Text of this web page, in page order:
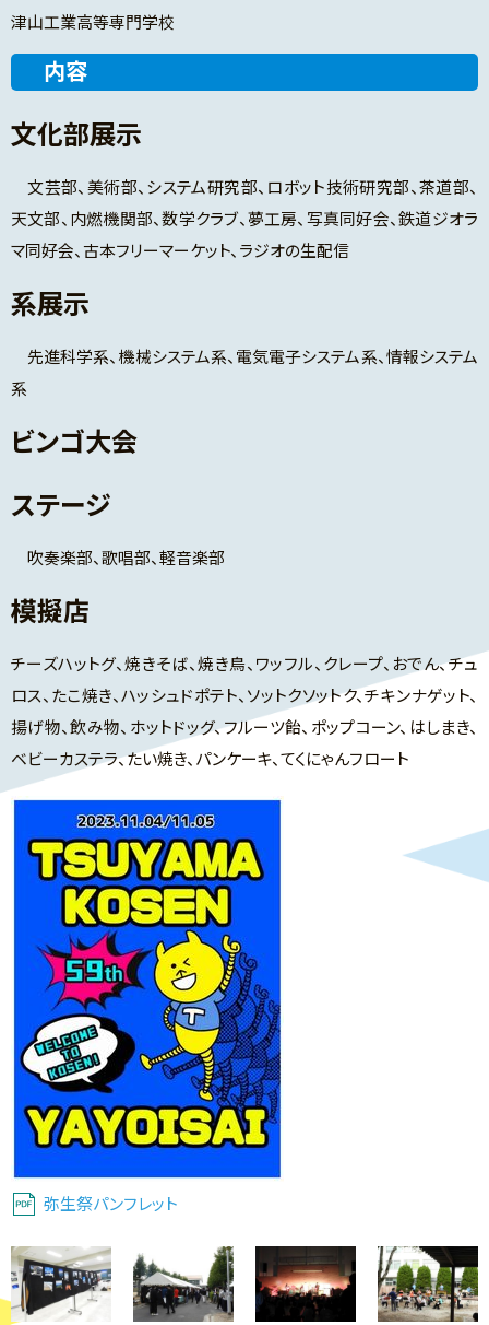
津山工業高等専門学校
内容
文化部展示
文芸部、美術部、システム研究部、ロボット技術研究部、茶道部、
天文部、内燃機関部、数学クラブ、夢工房、写真同好会、鉄道ジオラ
マ同好会、古本フリーマーケット、ラジオの生配信
系展示
先進科学系、機械システム系、電気電子システム系、情報システム
系
ビンゴ大会
ステージ
吹奏楽部、歌唱部、軽音楽部
模擬店
チーズハットグ、焼きそば、焼き鳥、ワッフル、クレープ、おでん、チュ
ロス、たこ焼き、ハッシュドポテト、ソットクソットク、チキンナゲット、
揚げ物、飲み物、ホットドッグ、フルーツ飴、ポップコーン、はしまき、
ベビーカステラ、たい焼き、パンケーキ、てくにゃんフロート
弥生祭パンフレット